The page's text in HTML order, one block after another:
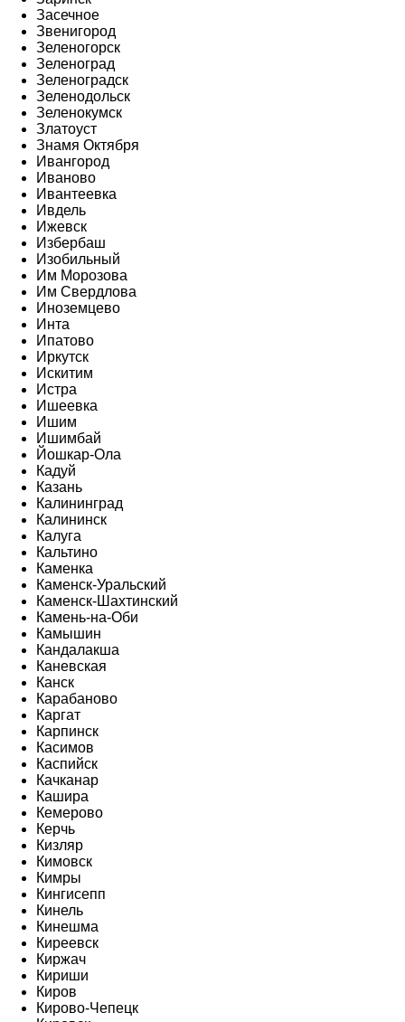
Засечное
Звенигород
Зеленогорск
Зеленоград
Зеленоградск
Зеленодольск
Зеленокумск
Златоуст
Знамя Октября
Ивангород
Иваново
Ивантеевка
Ивдель
Ижевск
Избербаш
Изобильный
Им Морозова
Им Свердлова
Иноземцево
Инта
Ипатово
Иркутск
Искитим
Истра
Ишеевка
Ишим
Ишимбай
Йошкар-Ола
Кадуй
Казань
Калининград
Калининск
Калуга
Кальтино
Каменка
Каменск-Уральский
Каменск-Шахтинский
Камень-на-Оби
Камышин
Кандалакша
Каневская
Канск
Карабаново
Каргат
Карпинск
Касимов
Каспийск
Качканар
Кашира
Кемерово
Керчь
Кизляр
Кимовск
Кимры
Кингисепп
Кинель
Кинешма
Киреевск
Киржач
Кириши
Киров
Кирово-Чепецк